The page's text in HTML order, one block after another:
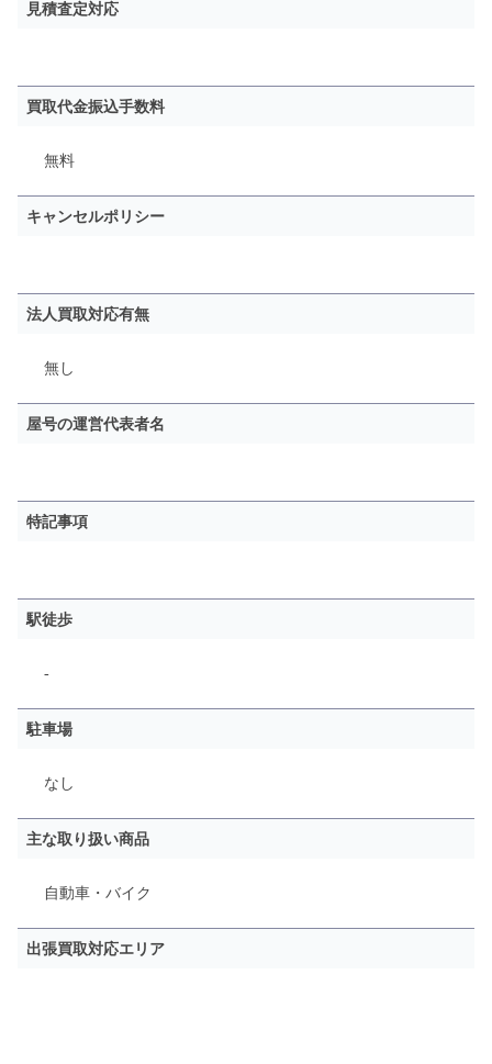
見積査定対応
買取代金振込手数料
無料
キャンセルポリシー
法人買取対応有無
無し
屋号の運営代表者名
特記事項
駅徒歩
-
駐車場
なし
主な取り扱い商品
自動車・バイク
出張買取対応エリア